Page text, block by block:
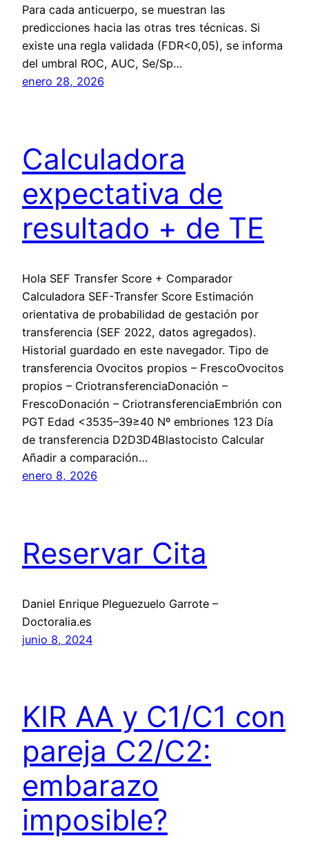
Para cada anticuerpo, se muestran las
predicciones hacia las otras tres técnicas. Si
existe una regla validada (FDR<0,05), se informa
del umbral ROC, AUC, Se/Sp…
enero 28, 2026
Calculadora
expectativa de
resultado + de TE
Hola SEF Transfer Score + Comparador
Calculadora SEF-Transfer Score Estimación
orientativa de probabilidad de gestación por
transferencia (SEF 2022, datos agregados).
Historial guardado en este navegador. Tipo de
transferencia Ovocitos propios – FrescoOvocitos
propios – CriotransferenciaDonación –
FrescoDonación – CriotransferenciaEmbrión con
PGT Edad <3535–39≥40 Nº embriones 123 Día
de transferencia D2D3D4Blastocisto Calcular
Añadir a comparación…
enero 8, 2026
Reservar Cita
Daniel Enrique Pleguezuelo Garrote –
Doctoralia.es
junio 8, 2024
KIR AA y C1/C1 con
pareja C2/C2:
embarazo
imposible?